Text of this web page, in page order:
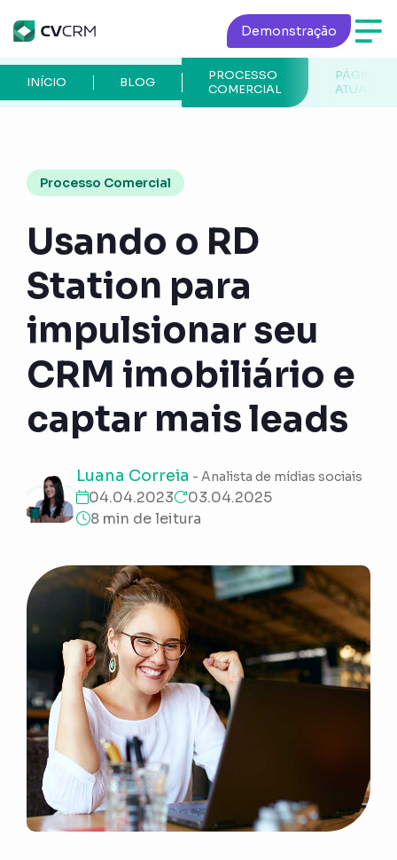
Demonstração
PÁGINA
ATUAL
PROCESSO
COMERCIAL
BLOG
INÍCIO
Processo Comercial
Usando o RD
Station para
impulsionar seu
CRM imobiliário e
captar mais leads
Luana Correia - Analista de mídias sociais
04.04.2023
03.04.2025
8 min de leitura